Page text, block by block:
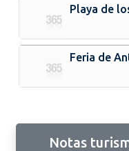
Playa de
Feria de
Notas